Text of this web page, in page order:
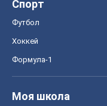
Спорт
Футбол
Хоккей
Формула-1
Моя школа